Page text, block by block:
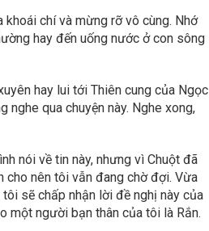
chí và mừng rỡ vô cùng. Nhớ
hay đến uống nước ở con sông
hay lui tới Thiên cung của Ngọc
nghe qua chuyện này. Nghe xong,
nói về tin này, nhưng vì Chuột đã
cho nên tôi vẫn đang chờ đợi. Vừa
sẽ chấp nhận lời đề nghị này của
một người bạn thân của tôi là Rắn.